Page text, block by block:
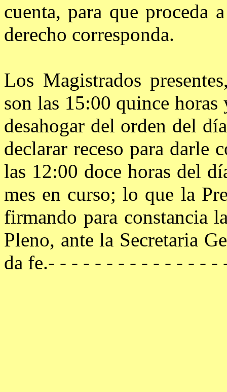
cuenta, para que proceda
derecho corresponda.
Los Magistrados
son las 15:00 quince
desahogar del orden del
declarar receso para darle
las 12:00 doce horas del
mes en curso; lo que la
firmando para constancia
Pleno, ante la Secretaria
da fe.- - - - - - - - - - - - - - -